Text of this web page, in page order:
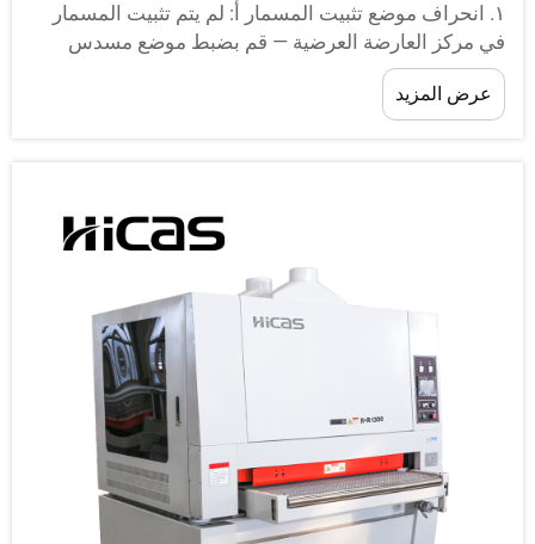
١. انحراف موضع تثبيت المسمار أ: لم يتم تثبيت المسمار
مركز العارضة العرضية — قم بضبط موضع مسدس
ب: جميع المسامير منحرفة عن المركز — قم بضبط
"الانحراف الاستكشافي" في معاملات تثبيت
عرض المزيد